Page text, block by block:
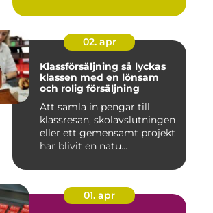
02. apr
Klassförsäljning så lyckas
klassen med en lönsam
och rolig försäljning
Att samla in pengar till
klassresan, skolavslutningen
eller ett gemensamt projekt
har blivit en natu...
01. apr